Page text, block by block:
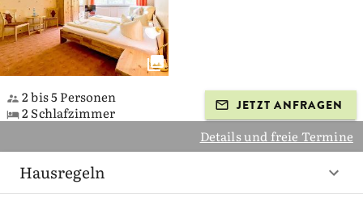
2 bis 5 Personen
2 Schlafzimmer
JETZT ANFRAGEN
Details und freie Termine
Hausregeln